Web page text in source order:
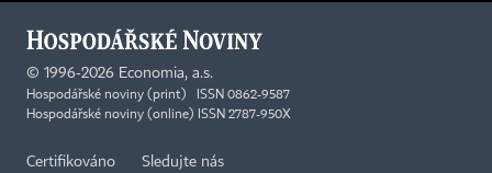
© 1996-2026 Economia, a.s.
Hospodářské noviny (print) ISSN 0862-9587
Hospodářské noviny (online) ISSN 2787-950X
Certifikováno Sledujte nás